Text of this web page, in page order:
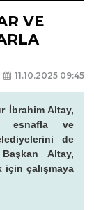
VE
11.10.2025 09:45
İbrahim Altay,
esnafla ve
de
Altay,
için çalışmaya